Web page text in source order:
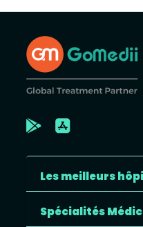
Les meilleurs
Spécialités